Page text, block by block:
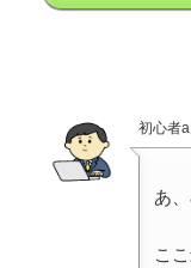
初心者
あ
こ